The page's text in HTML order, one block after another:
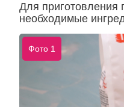
Для приготовления
необходимые
Фото 1